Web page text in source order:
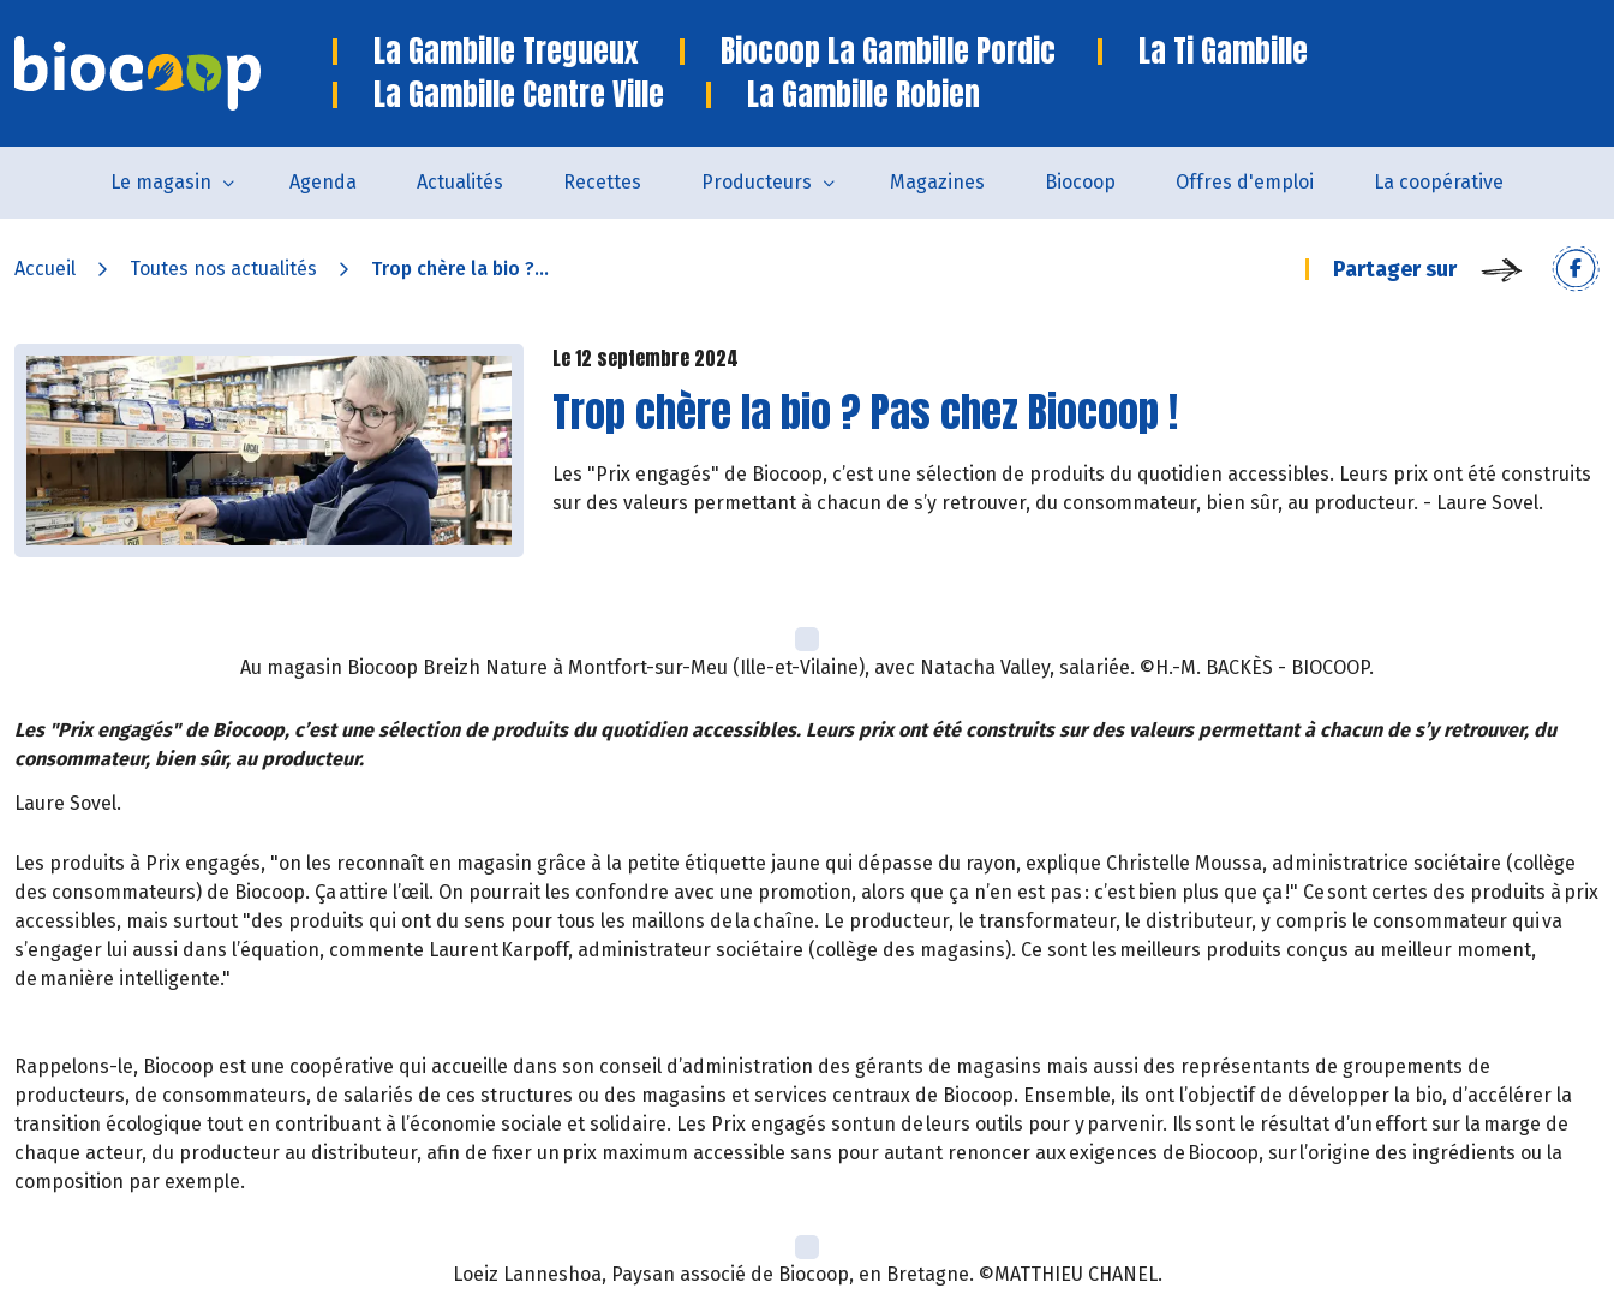
La Gambille Tregueux Biocoop La Gambille Pordic
La Ti Gambille
La Gambille Centre Ville
La Gambille Robien
Le magasin Agenda Actualités Recettes Producteurs Magazines Biocoop Offres d'emploi La coopérative
Accueil Toutes nos actualités Trop chère la bio ?... Partager sur
Le 12 septembre 2024
Trop chère la bio ? Pas chez Biocoop !
Les "Prix engagés" de Biocoop, c’est une sélection de produits du quotidien accessibles. Leurs prix ont été construits
sur des valeurs permettant à chacun de s’y retrouver, du consommateur, bien sûr, au producteur. - Laure Sovel.
Au magasin Biocoop Breizh Nature à Montfort-sur-Meu (Ille-et-Vilaine), avec Natacha Valley, salariée. ©H.-M. BACKÈS - BIOCOOP.
Les "Prix engagés" de Biocoop, c’est une sélection de produits du quotidien accessibles. Leurs prix ont été construits sur des valeurs permettant à chacun de s’y retrouver, du
consommateur, bien sûr, au producteur.
Laure Sovel.
Les produits à Prix engagés, "on les reconnaît en magasin grâce à la petite étiquette jaune qui dépasse du rayon, explique Christelle Moussa, administratrice sociétaire (collège
des consommateurs) de Biocoop. Ça attire l’œil. On pourrait les confondre avec une promotion, alors que ça n’en est pas : c’est bien plus que ça !" Ce sont certes des produits à prix
accessibles, mais surtout "des produits qui ont du sens pour tous les maillons de la chaîne. Le producteur, le transformateur, le distributeur, y compris le consommateur qui va
s’engager lui aussi dans l’équation, commente Laurent Karpoff, administrateur sociétaire (collège des magasins). Ce sont les meilleurs produits conçus au meilleur moment,
de manière intelligente."
Rappelons-le, Biocoop est une coopérative qui accueille dans son conseil d’administration des gérants de magasins mais aussi des représentants de groupements de
producteurs, de consommateurs, de salariés de ces structures ou des magasins et services centraux de Biocoop. Ensemble, ils ont l’objectif de développer la bio, d’accélérer la
transition écologique tout en contribuant à l’économie sociale et solidaire. Les Prix engagés sont un de leurs outils pour y parvenir. Ils sont le résultat d’un effort sur la marge de
chaque acteur, du producteur au distributeur, afin de fixer un prix maximum accessible sans pour autant renoncer aux exigences de Biocoop, sur l’origine des ingrédients ou la
composition par exemple.
Loeiz Lanneshoa, Paysan associé de Biocoop, en Bretagne. ©MATTHIEU CHANEL.